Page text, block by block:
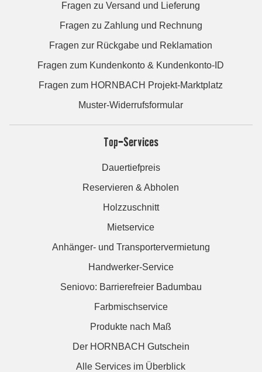
Fragen zu Versand und Lieferung
Fragen zu Zahlung und Rechnung
Fragen zur Rückgabe und Reklamation
Fragen zum Kundenkonto & Kundenkonto-ID
Fragen zum HORNBACH Projekt-Marktplatz
Muster-Widerrufsformular
Top-Services
Dauertiefpreis
Reservieren & Abholen
Holzzuschnitt
Mietservice
Anhänger- und Transportervermietung
Handwerker-Service
Seniovo: Barrierefreier Badumbau
Farbmischservice
Produkte nach Maß
Der HORNBACH Gutschein
Alle Services im Überblick